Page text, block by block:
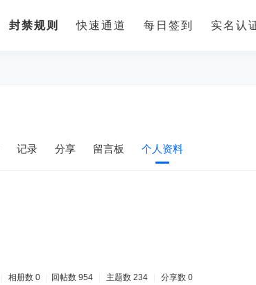
封禁规则 快速通道 每日签到 实名认
记录 分享 留言板 个人资料
相册数 0 回帖数 954 主题数 234 分享数 0